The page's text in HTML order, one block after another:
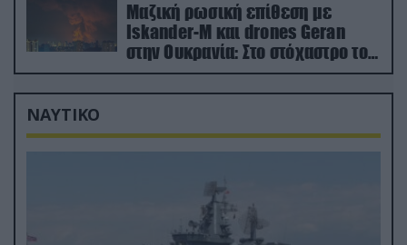
Μαζική ρωσική επίθεση με
Iskander-M και drones Geran
στην Ουκρανία: Στο στόχαστρο το
εργοστάσιο των Flamingo
ΝΑΥΤΙΚΟ